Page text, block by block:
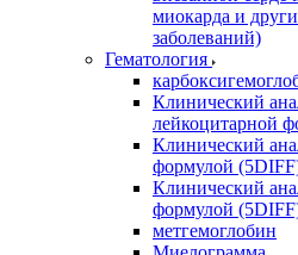
миокарда и
заболеваний)
Гематология
Клинический
лейкоцитарной
Клинический
формулой
Клинический
формулой
метгемоглобин